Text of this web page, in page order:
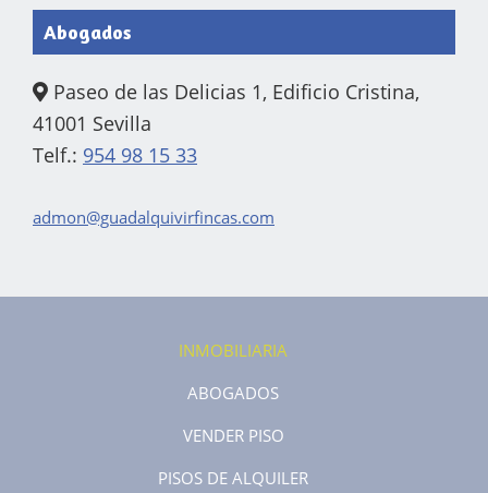
Abogados
Paseo de las Delicias 1, Edificio Cristina,
41001 Sevilla
Telf.: 954 98 15 33
admon@guadalquivirfincas.com
INMOBILIARIA
ABOGADOS
VENDER PISO
PISOS DE ALQUILER